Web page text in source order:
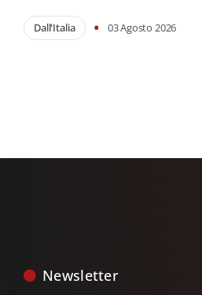
Dall'Italia • 03 Agosto 2026
Newsletter